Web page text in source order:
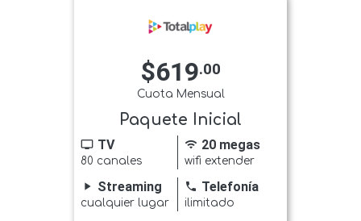
$619.00
Cuota Mensual
Paquete Inicial
tv TV
80 canales
wifi 20 megas
wifi extender
play_arrow Streaming
cualquier lugar
phone Telefonía
ilimitado